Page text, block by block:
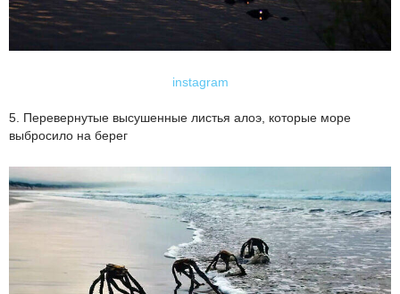
instagram
5. Перевернутые высушенные листья алоэ, которые море
выбросило на берег